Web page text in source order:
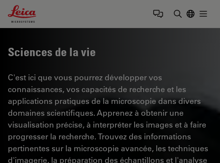
Leica Microsystems Logo
Sciences de la vie
C'est ici que vous pourrez développer vos
connaissances, vos capacités de recherche et les
applications pratiques de la microscopie dans divers
domaines scientifiques. Apprenez à obtenir une
visualisation précise, à interpréter les images et à faire
progresser la recherche. Trouvez des informations
pertinentes sur la microscopie avancée, les techniques
d'imagerie, la préparation des échantillons et l'analyse